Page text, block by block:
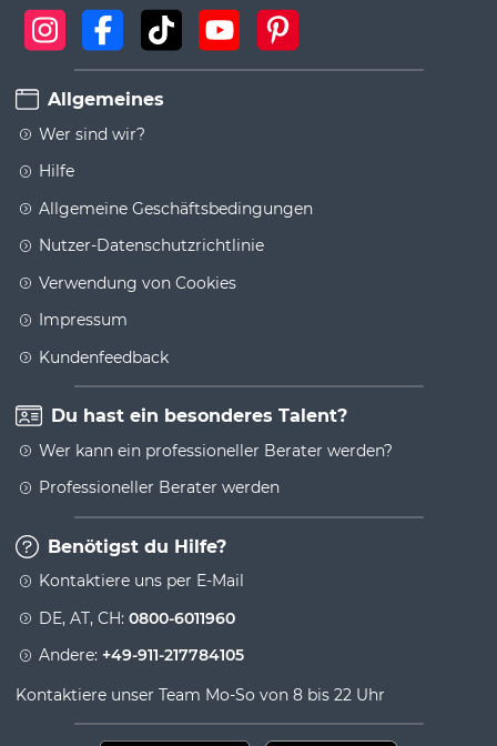
Allgemeines
Wer sind wir?
Hilfe
Allgemeine Geschäftsbedingungen
Nutzer-Datenschutzrichtlinie
Verwendung von Cookies
Impressum
Kundenfeedback
Du hast ein besonderes Talent?
Wer kann ein professioneller Berater werden?
Professioneller Berater werden
Benötigst du Hilfe?
Kontaktiere uns per E-Mail
DE, AT, CH: 0800-6011960
Andere: +49-911-217784105
Kontaktiere unser Team Mo-So von 8 bis 22 Uhr